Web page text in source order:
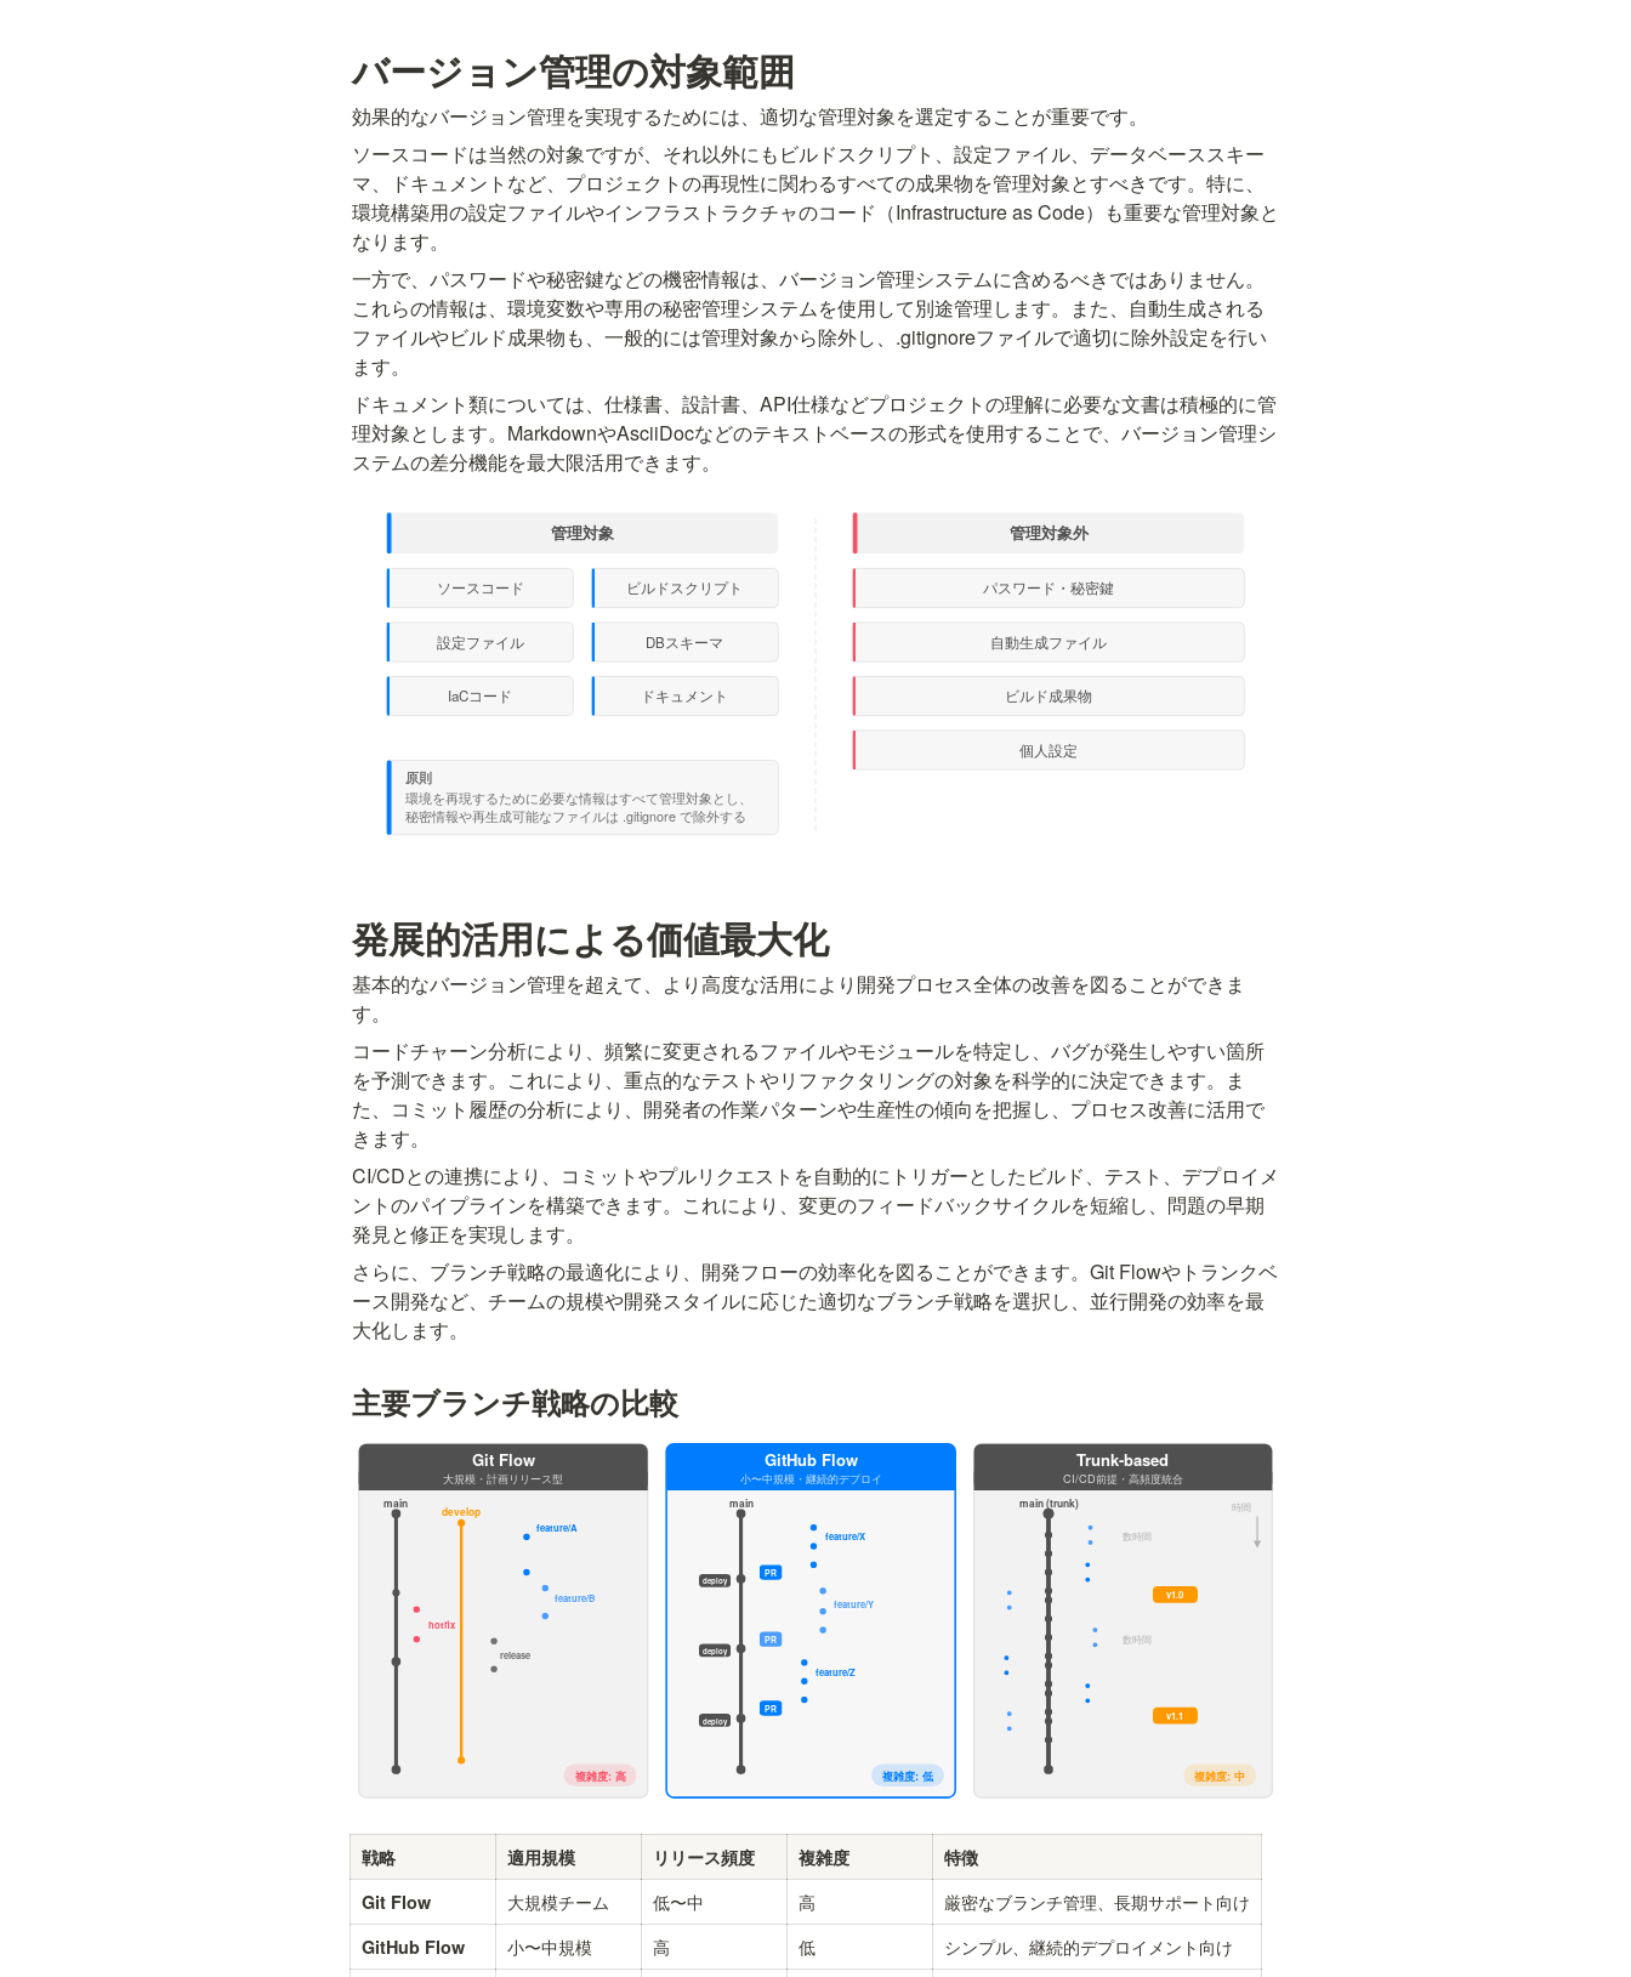
バージョン管理の対象範囲
効果的なバージョン管理を実現するためには、適切な管理対象を選定することが重要です。
ソースコードは当然の対象ですが、それ以外にもビルドスクリプト、設定ファイル、データベーススキー
マ、ドキュメントなど、プロジェクトの再現性に関わるすべての成果物を管理対象とすべきです。特に、
環境構築用の設定ファイルやインフラストラクチャのコード（Infrastructure as Code）も重要な管理対象と
なります。
一方で、パスワードや秘密鍵などの機密情報は、バージョン管理システムに含めるべきではありません。
これらの情報は、環境変数や専用の秘密管理システムを使用して別途管理します。また、自動生成される
ファイルやビルド成果物も、一般的には管理対象から除外し、.gitignoreファイルで適切に除外設定を行い
ます。
ドキュメント類については、仕様書、設計書、API仕様などプロジェクトの理解に必要な文書は積極的に管
理対象とします。MarkdownやAsciiDocなどのテキストベースの形式を使用することで、バージョン管理シ
ステムの差分機能を最大限活用できます。
発展的活用による価値最大化
基本的なバージョン管理を超えて、より高度な活用により開発プロセス全体の改善を図ることができま
す。
コードチャーン分析により、頻繁に変更されるファイルやモジュールを特定し、バグが発生しやすい箇所
を予測できます。これにより、重点的なテストやリファクタリングの対象を科学的に決定できます。ま
た、コミット履歴の分析により、開発者の作業パターンや生産性の傾向を把握し、プロセス改善に活用で
きます。
CI/CDとの連携により、コミットやプルリクエストを自動的にトリガーとしたビルド、テスト、デプロイメ
ントのパイプラインを構築できます。これにより、変更のフィードバックサイクルを短縮し、問題の早期
発見と修正を実現します。
さらに、ブランチ戦略の最適化により、開発フローの効率化を図ることができます。Git Flowやトランクベ
ース開発など、チームの規模や開発スタイルに応じた適切なブランチ戦略を選択し、並行開発の効率を最
大化します。
主要ブランチ戦略の比較
戦略 適用規模 リリース頻度 複雑度
特徴
Git Flow
大規模チーム 低〜中 高 厳密なブランチ管理、長期サポート向け
GitHub Flow 小〜中規模 高 低 シンプル、継続的デプロイメント向け